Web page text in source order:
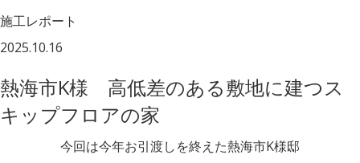
施工レポート
2025.10.16
熱海市K様 高低差のある敷地に建つス
キップフロアの家
今回は今年お引渡しを終えた熱海市K様邸